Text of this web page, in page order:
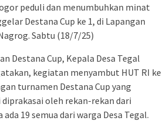
peduli dan menumbuhkan minat
Destana Cup ke 1, di Lapangan
Sabtu (18/7/25)
Destana Cup, Kepala Desa Tegal
kegiatan menyambut HUT RI ke
turnamen Destana Cup yang
oleh rekan-rekan dari
19 semua dari warga Desa Tegal.